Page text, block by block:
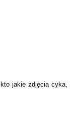
jakie zdjęcia